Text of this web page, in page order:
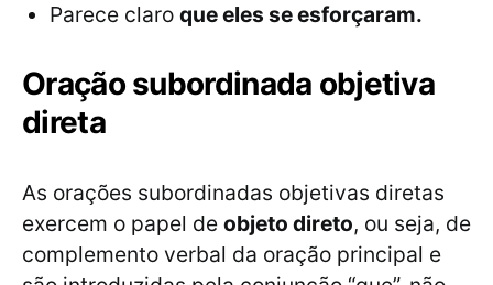
Parece claro que eles se esforçaram.
Oração subordinada objetiva
direta
As orações subordinadas objetivas diretas
exercem o papel de objeto direto, ou seja, de
complemento verbal da oração principal e